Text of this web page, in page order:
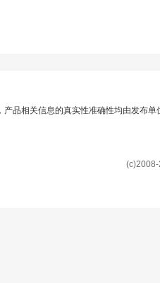
品相关信息的真实性准确性均由发布